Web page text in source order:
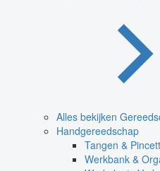
Alles bekijken
Handgereedschap
Tangen &
Werkbank &